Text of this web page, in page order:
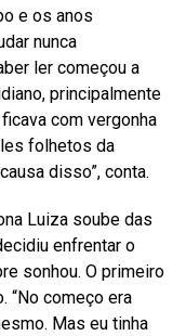
e os anos
nunca
ler começou a
principalmente
com vergonha
folhetos da
disso”, conta.
Luiza soube das
enfrentar o
sonhou. O primeiro
“No começo era
Mas eu tinha